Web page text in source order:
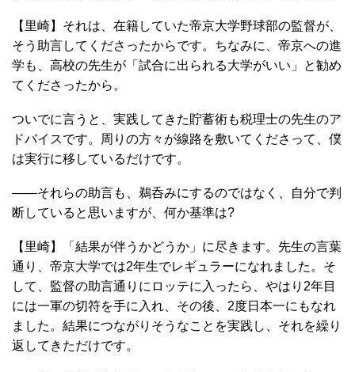
【里崎】それは、在籍していた帝京大学野球部の監督が、
そう助言してくださったからです。ちなみに、帝京への進
学も、高校の先生が「試合に出られる大学がいい」と勧め
てくださったから。
ついでに言うと、実践してきた貯蓄術も税理士の先生のア
ドバイスです。周りの方々が線路を敷いてくださって、僕
は実行に移しているだけです。
――それらの助言も、鵜呑みにするのではなく、自分で判
断していると思いますが、何か基準は?
【里崎】「結果が伴うかどうか」に尽きます。先生の言葉
通り、帝京大学では2年生でレギュラーになれました。そ
して、監督の助言通りにロッテに入ったら、やはり2年目
には一軍の切符を手に入れ、その後、2度日本一にもなれ
ました。結果につながりそうなことを実践し、それを繰り
返してきただけです。